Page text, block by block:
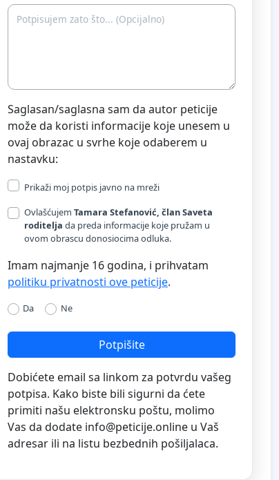
Saglasan/saglasna sam da autor peticije
može da koristi informacije koje unesem u
ovaj obrazac u svrhe koje odaberem u
nastavku:
Prikaži moj potpis javno na mreži
Ovlašćujem Tamara Stefanović, član Saveta
roditelja da preda informacije koje pružam u
ovom obrascu donosiocima odluka.
Imam najmanje 16 godina, i prihvatam
politiku privatnosti ove peticije.
Da Ne
Potpišite
Dobićete email sa linkom za potvrdu vašeg
potpisa. Kako biste bili sigurni da ćete
primiti našu elektronsku poštu, molimo
Vas da dodate info@peticije.online u Vaš
adresar ili na listu bezbednih pošiljalaca.